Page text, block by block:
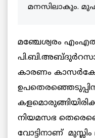
മനസിലാകും.
മഞ്ചേശ്വരം
കാരണം
നിയമസഭ
വോട്ടിനാണ്